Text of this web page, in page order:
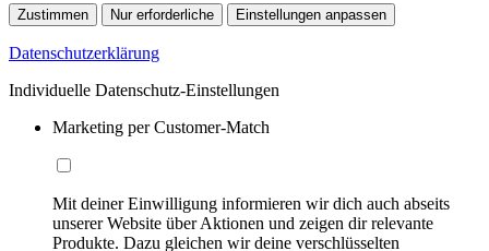
Zustimmen Nur erforderliche Einstellungen anpassen
Datenschutzerklärung
Individuelle Datenschutz-Einstellungen
Marketing per Customer-Match
Mit deiner Einwilligung informieren wir dich auch abseits
unserer Website über Aktionen und zeigen dir relevante
Produkte. Dazu gleichen wir deine verschlüsselten